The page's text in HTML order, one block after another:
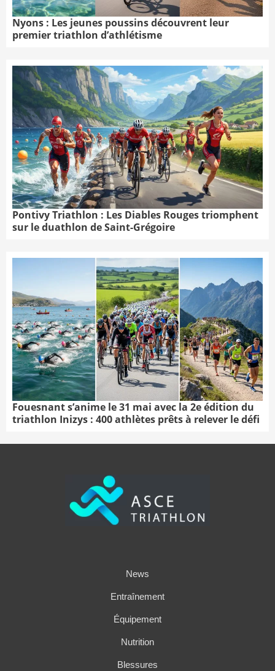
Nyons : Les jeunes poussins découvrent leur
premier triathlon d’athlétisme
Pontivy Triathlon : Les Diables Rouges triomphent
sur le duathlon de Saint-Grégoire
Fouesnant s’anime le 31 mai avec la 2e édition du
triathlon Inizys : 400 athlètes prêts à relever le défi
News
Entraînement
Équipement
Nutrition
Blessures